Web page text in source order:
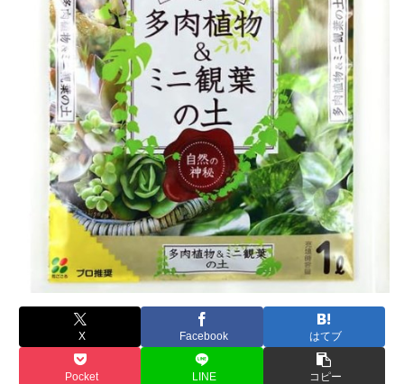
X Facebook はてブ
Pocket LINE コピー